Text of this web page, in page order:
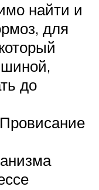
найти и
для
до